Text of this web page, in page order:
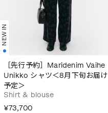
NEW IN
［先行予約］Maridenim Vaihe
Unikko シャツ＜8月下旬お届け
予定＞
Shirt & blouse
¥73,700